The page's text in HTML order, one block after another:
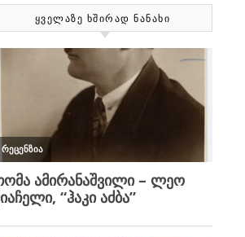
ᲧᲕᲔᲚᲐᲖᲔ ᲮᲨᲘᲠᲐᲓ ᲜᲐᲜᲐᲮᲘ